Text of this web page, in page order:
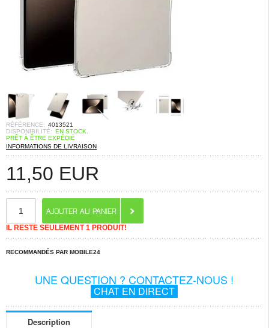
RÉFÉRENCE: 4013521
DISPONIBILITÉ: EN STOCK.
PRÊT À ÊTRE EXPÉDIÉ
INFORMATIONS DE LIVRAISON
11,50 EUR
IL RESTE SEULEMENT 1 PRODUIT!
RECOMMANDÉS PAR MOBILE24
UNE QUESTION ? CONTACTEZ-NOUS !
CHAT EN DIRECT
Description